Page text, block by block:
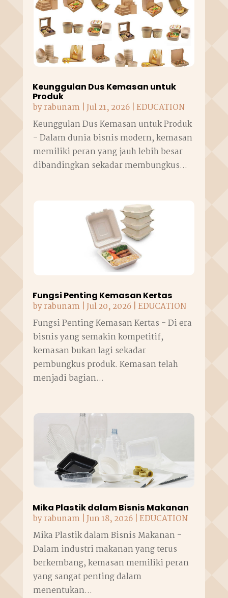
Keunggulan Dus Kemasan untuk
Produk
byrabunam|Jul 21, 2026| EDUCATION
Keunggulan Dus Kemasan untuk Produk
- Dalam dunia bisnis modern, kemasan
memiliki peran yang jauh lebih besar
dibandingkan sekadar membungkus...
Fungsi Penting Kemasan Kertas
byrabunam|Jul 20, 2026| EDUCATION
Fungsi Penting Kemasan Kertas - Di era
bisnis yang semakin kompetitif,
kemasan bukan lagi sekadar
pembungkus produk. Kemasan telah
menjadi bagian...
Mika Plastik dalam Bisnis Makanan
byrabunam|Jun 18, 2026| EDUCATION
Mika Plastik dalam Bisnis Makanan -
Dalam industri makanan yang terus
berkembang, kemasan memiliki peran
yang sangat penting dalam
menentukan...